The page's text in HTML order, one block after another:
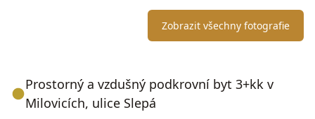
Zobrazit všechny fotografie
Prostorný a vzdušný podkrovní byt 3+kk v
Milovicích, ulice Slepá